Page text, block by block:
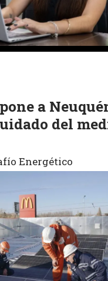
a
del
Energético